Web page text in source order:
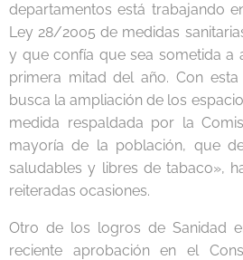
departamentos está trabajando
Ley 28/2005 de medidas
y que confía que sea sometida a
primera mitad del año. Con esta
busca la ampliación de los
medida respaldada por la
mayoría de la población, que
saludables y libres de tabaco»,
reiteradas ocasiones.
Otro de los logros de Sanidad
reciente aprobación en el